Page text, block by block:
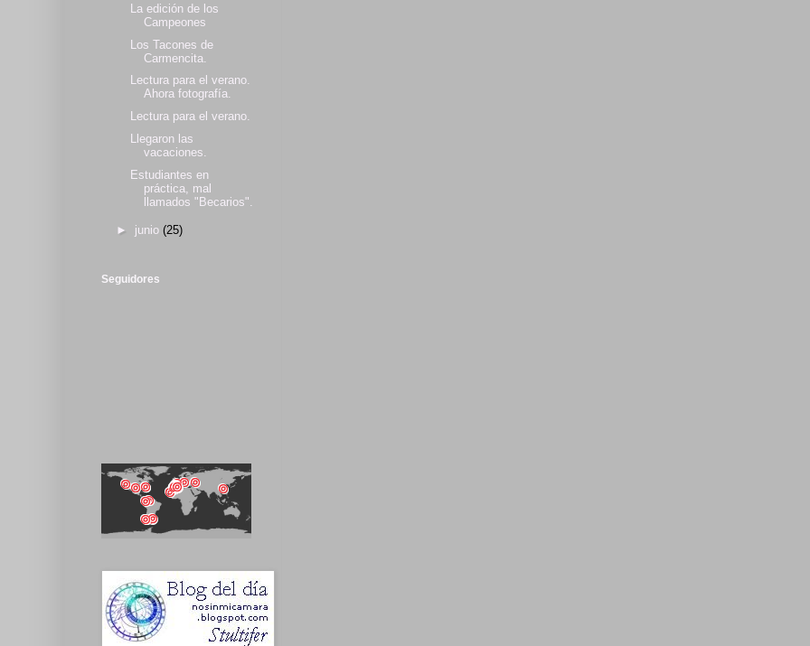
La edición de los
Campeones
Los Tacones de
Carmencita.
Lectura para el verano.
Ahora fotografía.
Lectura para el verano.
Llegaron las
vacaciones.
Estudiantes en
práctica, mal
llamados "Becarios".
► junio (25)
Seguidores